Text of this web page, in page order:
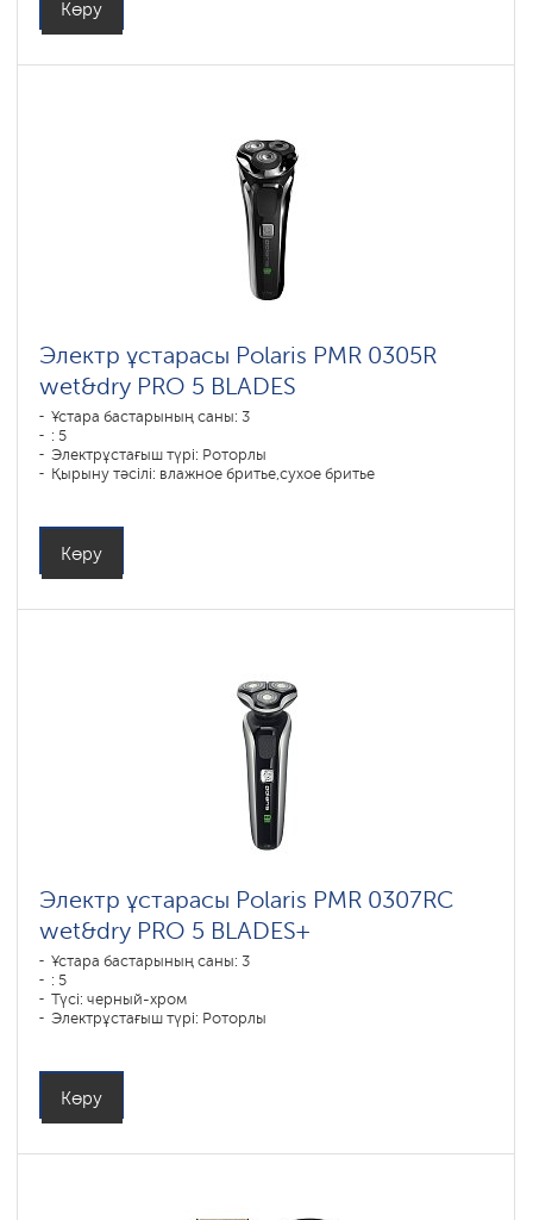
Көру
Электр ұстарасы Polaris PMR 0305R
wet&dry PRO 5 BLADES
Ұстара бастарының саны: 3
: 5
Электрұстағыш түрі: Роторлы
Қырыну тәсілі: влажное бритье,сухое бритье
Көру
Электр ұстарасы Polaris PMR 0307RC
wet&dry PRO 5 BLADES+
Ұстара бастарының саны: 3
: 5
Түсі: черный-хром
Электрұстағыш түрі: Роторлы
Батареяны зарядтау уақыты: 1,5
Көру